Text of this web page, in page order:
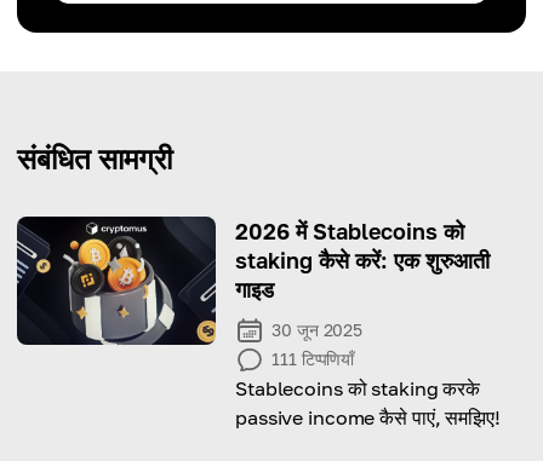
संबंधित सामग्री
2026 में Stablecoins को
staking कैसे करें: एक शुरुआती
गाइड
30 जून 2025
111 टिप्पणियाँ
Stablecoins को staking करके
passive income कैसे पाएं, समझिए!